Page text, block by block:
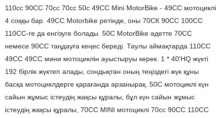
110cc 90CC 70cc 70cc 50c 49CC Mini MotorBike - 49CC мотоциклі
4 соққы бар. 49CC Motorbike ретінде, оны 70СК 90CC 100CC
110CC-ге да енгізуге болады. 50C MotorBike әдетте 70CC
немесе 90CC таңдауға кеңес береді. Таулы аймақтарда 110CC
49CC 49CC мини мотоциклін ауыстыруы керек. 1 * 40'HQ жүкті
192 бірлік жүктеп алады, сондықтан оның теңіздегі жүк құны
басқа мотоциклдерге қарағанда арзанырақ. 50С мотоциклі күн
сайын жұмыс істеудің жақсы құралы, бұл күн сайын жұмыс
істеудің жақсы құралы, 70CC MINI мотоциклі 70cc 90CC 110CC